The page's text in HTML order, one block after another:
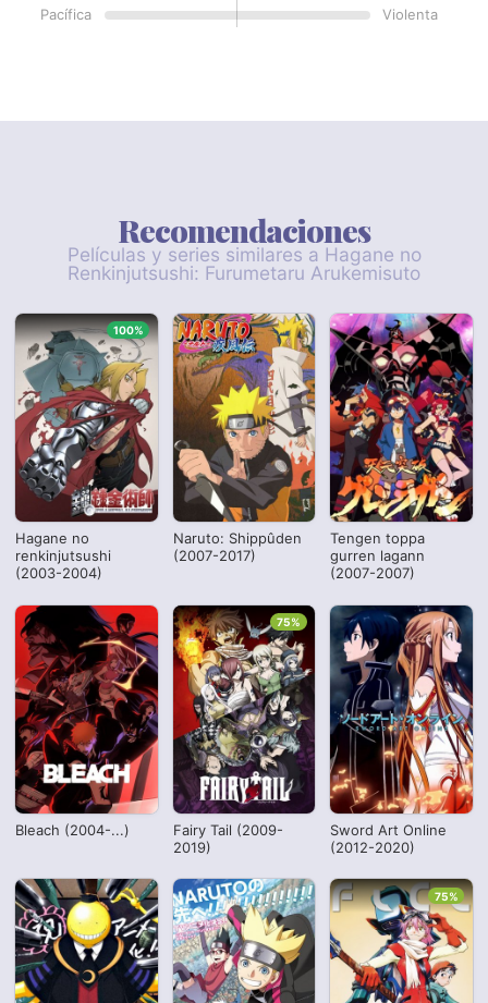
Pacífica
Violenta
Recomendaciones
Películas y series similares a Hagane no
Renkinjutsushi: Furumetaru Arukemisuto
Hagane no
renkinjutsushi
(2003-2004)
100%
Naruto: Shippûden
(2007-2017)
Tengen toppa
gurren lagann
(2007-2007)
Bleach (2004-...)
Fairy Tail (2009-
2019)
75%
Sword Art Online
(2012-2020)
75%